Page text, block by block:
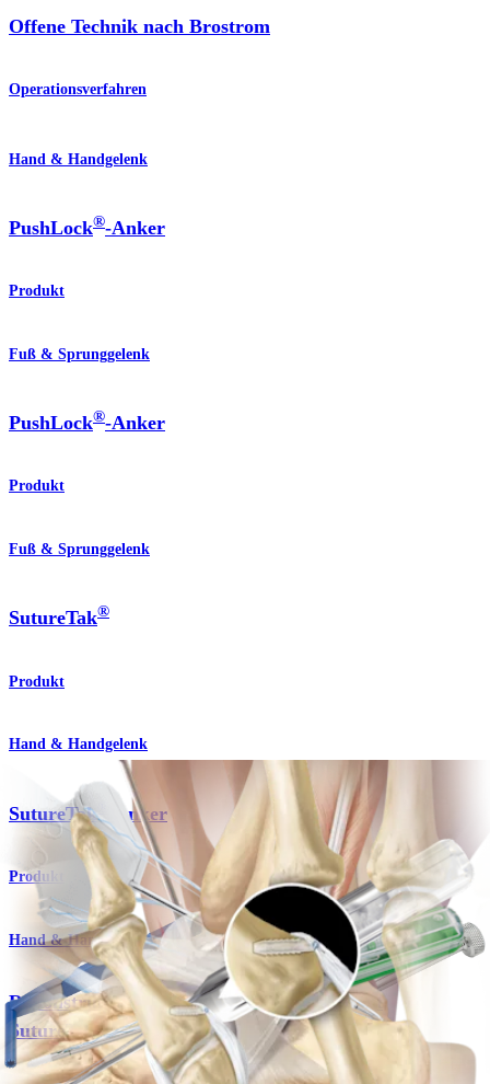
Offene Technik nach Brostrom
Operationsverfahren
Hand & Handgelenk
PushLock®-Anker
Produkt
Fuß & Sprunggelenk
PushLock®-Anker
Produkt
Fuß & Sprunggelenk
SutureTak®
Produkt
Hand & Handgelenk
SutureTak Anker
Produkt
Hand & Handgelenk
Rekonstruktion des Daumenseitenbands mit
SutureTak®